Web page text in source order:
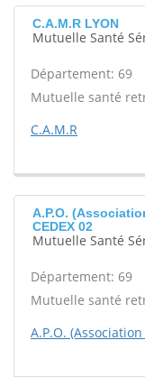
C.A.M.R LYON
Mutuelle Santé
Département: 69
Mutuelle santé
C.A.M.R
A.P.O.
CEDEX 02
Mutuelle Santé
Département: 69
Mutuelle santé
A.P.O.